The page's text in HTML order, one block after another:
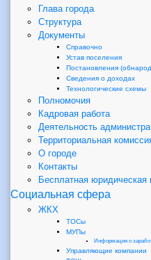
Глава города
Структура
Документы
Справочно
Устав поселения
Постановления
Сведения о доходах
Технологические схемы
Полномочия
Кадровая работа
Деятельность
Территориальная
О городе
Контакты
Бесплатная
Социальная сфера
ЖКХ
ТОСы
МУПы
Информация о
Управляющие компании